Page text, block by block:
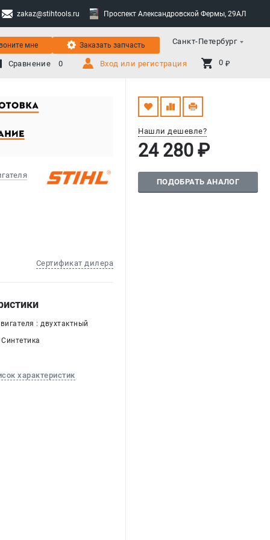
zakaz@stihtools.ru Проспект Александровской Фермы, 29АЛ
Санкт-Петербург
мне Заказать запчасть
Сравнение 0 Вход или регистрация 0 ₽
Сертификат дилера
Нашли дешевле?
24 280 ₽
ПОДОБРАТЬ АНАЛОГ
: двухтактный
характеристик